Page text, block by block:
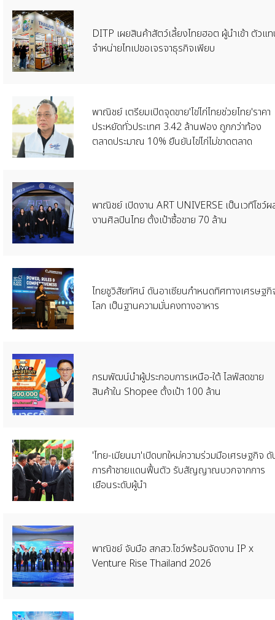
DITP เผยสินค้าสัตว์เลี้ยงไทยฮอต ผู้นำเข้า ตัวแ
จำหน่ายไทเปขอเจรจาธุรกิจเพียบ
พาณิชย์ เตรียมเปิดจุดขาย'ไข่ไก่ไทยช่วยไทย'ราคา
ประหยัดทั่วประเทศ 3.42 ล้านฟอง ถูกกว่าท้อง
ตลาดประมาณ 10% ยืนยันไข่ไก่ไม่ขาดตลาด
พาณิชย์ เปิดงาน ART UNIVERSE เป็นเวทีโชว์ผ
งานศิลปินไทย ตั้งเป้าซื้อขาย 70 ล้าน
ไทยชูวิสัยทัศน์ ดันอาเซียนกำหนดทิศทางเศรษฐกิ
โลก เป็นฐานความมั่นคงทางอาหาร
​กรมพัฒน์นำผู้ประกอบการเหนือ-ใต้ ไลฟ์สดขาย
สินค้าใน Shopee ตั้งเป้า 100 ล้าน
'ไทย-เมียนมา'เปิดบทใหม่ความร่วมมือเศรษฐกิจ
การค้าชายแดนฟื้นตัว รับสัญญาณบวกจากการ
เยือนระดับผู้นำ
พาณิชย์ จับมือ สกสว.โชว์พร้อมจัดงาน IP x
Venture Rise Thailand 2026